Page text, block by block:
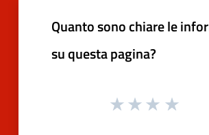
Quanto sono chiare le
su questa pagina?